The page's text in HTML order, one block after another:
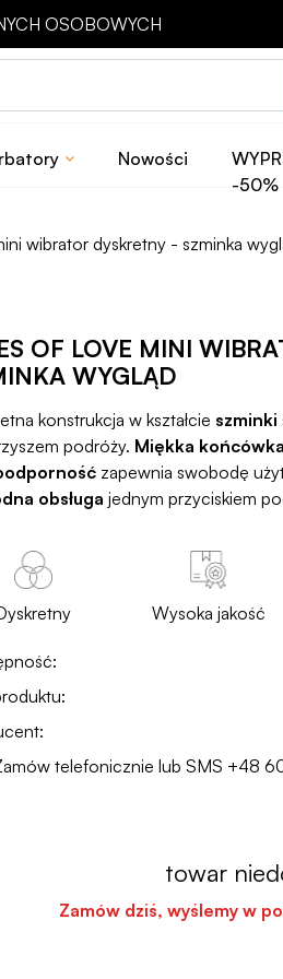
zakupy
Nowości
-50%
wibrator dyskretny - szminka
OF LOVE MINI
WYGLĄD
konstrukcja w kształcie szminki
podróży. Miękka końcówka
zapewnia swobodę
obsługa jednym przyciskiem
Wysoka jakość
telefonicznie lub SMS +48
towar
Zamów dziś, wyślemy w